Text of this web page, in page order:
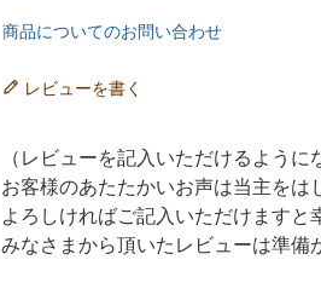
商品についてのお問い合わせ
レビューを書く
（レビューを記入いただけるように
お客様のあたたかいお声は当主を
よろしければご記入いただけますと
みなさまから頂いたレビューは準備